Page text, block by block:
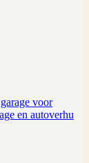
voor
en autoverhu